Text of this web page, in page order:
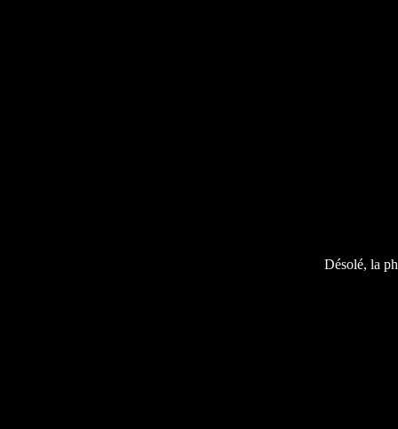
Désolé, la